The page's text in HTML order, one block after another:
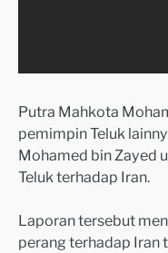
Putra Mahkota
pemimpin Teluk
Mohamed bin Zayed
Teluk terhadap Iran.
Laporan tersebut
perang terhadap Iran